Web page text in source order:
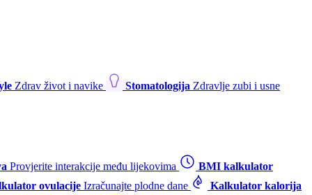
Zdrav život i navike Stomatologija Zdravlje zubi i usne
Provjerite interakcije među lijekovima
BMI kalkulator
ovulacije Izračunajte plodne dane Kalkulator kalorija